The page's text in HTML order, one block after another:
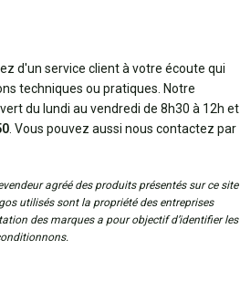
d'un service client à votre écoute qui
techniques ou pratiques. Notre
du lundi au vendredi de 8h30 à 12h et
. Vous pouvez aussi nous contactez par
agréé des produits présentés sur ce site
utilisés sont la propriété des entreprises
des marques a pour objectif d’identifier les